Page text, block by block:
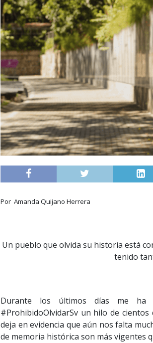
Por Amanda Quijano Herrera
Un pueblo que olvida su historia está
tenido
Durante los últimos días me ha
#ProhibidoOlvidarSv un hilo de
deja en evidencia que aún nos falta
de memoria histórica son más vigentes